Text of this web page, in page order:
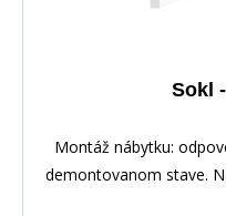
Sokl
Montáž nábytku:
demontovanom stave.